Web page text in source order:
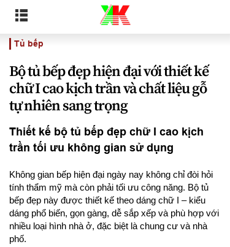
Tủ bếp
Bộ tủ bếp đẹp hiện đại với thiết kế
chữ I cao kịch trần và chất liệu gỗ
tự nhiên sang trọng
Thiết kế bộ tủ bếp đẹp chữ I cao kịch
trần tối ưu không gian sử dụng
Không gian bếp hiện đại ngày nay không chỉ đòi hỏi
tính thẩm mỹ mà còn phải tối ưu công năng. Bộ tủ
bếp đẹp này được thiết kế theo dáng chữ I – kiểu
dáng phổ biến, gọn gàng, dễ sắp xếp và phù hợp với
nhiều loại hình nhà ở, đặc biệt là chung cư và nhà
phố.